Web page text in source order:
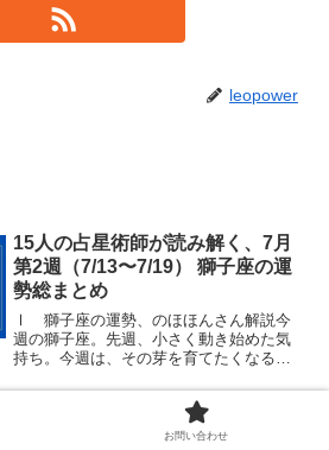
leopower
15人の占星術師が読み解く、7月
第2週（7/13〜7/19） 獅子座の運
勢総まとめ
Ⅰ 獅子座の運勢、のほほんさん解説今
週の獅子座。先週、小さく動き始めた気
持ち。今週は、その芽を育てたくなる一
自分の心を整える時間をつくってみてく
ださい。焦らなくても大丈夫。実は今週
の星たちは、遠回りのよう...
獅子座にとっての蟹座新月｜次の
飛躍の前に、自分の心を整える
お問い合わせ